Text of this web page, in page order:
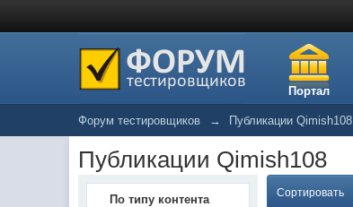
Портал
Форум тестировщиков → Публикации Qimish108
Публикации Qimish108
По типу контента Сортировать